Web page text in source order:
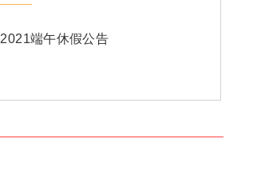
2021端午休假公告